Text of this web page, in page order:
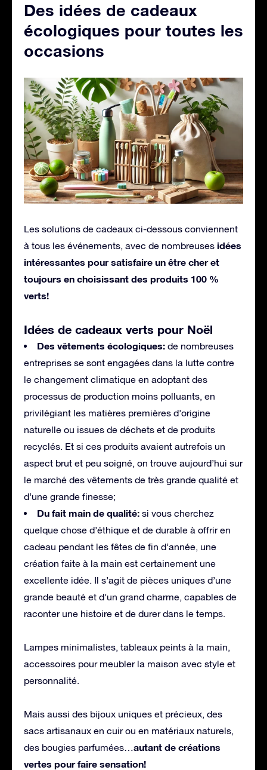
Des idées de cadeaux
écologiques pour toutes les
occasions
Les solutions de cadeaux ci-dessous conviennent
à tous les événements, avec de nombreuses idées
intéressantes pour satisfaire un être cher et
toujours en choisissant des produits 100 %
verts!
Idées de cadeaux verts pour Noël
Des vêtements écologiques: de nombreuses
entreprises se sont engagées dans la lutte contre
le changement climatique en adoptant des
processus de production moins polluants, en
privilégiant les matières premières d’origine
naturelle ou issues de déchets et de produits
recyclés. Et si ces produits avaient autrefois un
aspect brut et peu soigné, on trouve aujourd’hui sur
le marché des vêtements de très grande qualité et
d’une grande finesse;
Du fait main de qualité: si vous cherchez
quelque chose d’éthique et de durable à offrir en
cadeau pendant les fêtes de fin d’année, une
création faite à la main est certainement une
excellente idée. Il s’agit de pièces uniques d’une
grande beauté et d’un grand charme, capables de
raconter une histoire et de durer dans le temps.
Lampes minimalistes, tableaux peints à la main,
accessoires pour meubler la maison avec style et
personnalité.
Mais aussi des bijoux uniques et précieux, des
sacs artisanaux en cuir ou en matériaux naturels,
des bougies parfumées…autant de créations
vertes pour faire sensation!